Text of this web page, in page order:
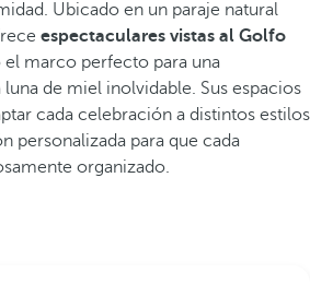
Ubicado en un paraje natural
espectaculares vistas al Golfo
el marco perfecto para una
de miel inolvidable. Sus espacios
cada celebración a distintos estilos
personalizada para que cada
organizado.